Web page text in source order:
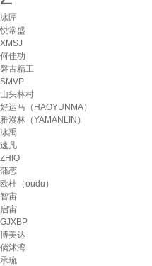
冰匠
悦常盛
XMSJ
何佳功
磐古精工
SMVP
山头林村
好运马（HAOYUNMA）
雅漫林（YAMANLIN）
冰禹
速凡
ZHIO
蒲恋
欧杜（oudu）
智宙
启宙
GJXBP
博美达
倘沭湾
承琉